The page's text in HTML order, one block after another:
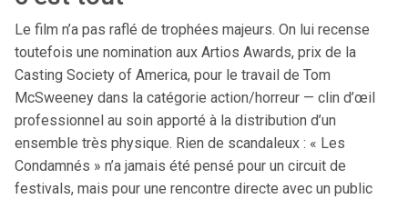
Le film n’a pas raflé de trophées majeurs. On lui recense
toutefois une nomination aux Artios Awards, prix de la
Casting Society of America, pour le travail de Tom
McSweeney dans la catégorie action/horreur — clin d’œil
professionnel au soin apporté à la distribution d’un
ensemble très physique. Rien de scandaleux : « Les
Condamnés » n’a jamais été pensé pour un circuit de
festivals, mais pour une rencontre directe avec un public